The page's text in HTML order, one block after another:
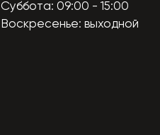
Суббота: 09:00 - 15:00
Воскресенье: выходной